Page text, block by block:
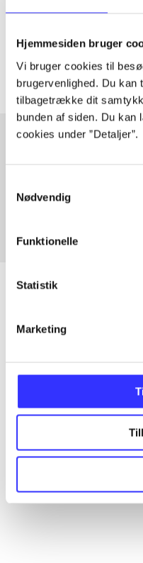
Hjemmesiden bruger
Vi bruger cookies til
brugervenlighed. Du
tilbagetrække dit
bunden af siden. Du
cookies under ”Detaljer”.
Nødvendig
Funktionelle
Statistik
Marketing
Artiklerne i handler ofte
Fra
Artikler